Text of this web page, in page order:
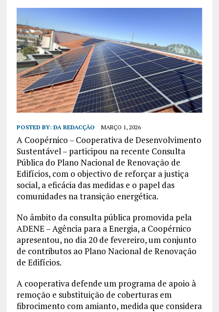
POSTED BY: DA REDACÇÃO MARÇO 1, 2026
A Coopérnico – Cooperativa de Desenvolvimento
Sustentável – participou na recente Consulta
Pública do Plano Nacional de Renovação de
Edifícios, com o objectivo de reforçar a justiça
social, a eficácia das medidas e o papel das
comunidades na transição energética.
No âmbito da consulta pública promovida pela
ADENE – Agência para a Energia, a Coopérnico
apresentou, no dia 20 de fevereiro, um conjunto
de contributos ao Plano Nacional de Renovação
de Edifícios.
A cooperativa defende um programa de apoio à
remoção e substituição de coberturas em
fibrocimento com amianto, medida que considera